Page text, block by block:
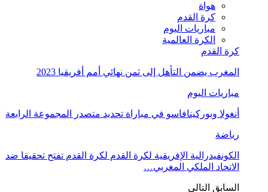
هواة
كرة القدم
مباريات اليوم
الكرة العالمية
كرة القدم
المغرب يضمن التأهل إلى ثمن نهائي أمم أفريقيا 2023
مباريات اليوم
أنغولا وبوركينافاسو في مباراة تحديد متصدر المجموعة الرابعة
رياضة
الكونفيدرالية الإفريقية لكرة القدم لكرة القدم تفتح تحقيقا ضد
الاتحاد الملكي المغربي…
السابق التالي